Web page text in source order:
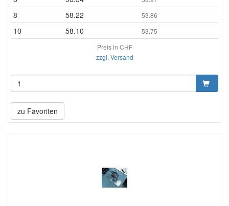
8 58.22 53.86
10 58.10
53.75
Preis in CHF
zzgl. Versand
zu Favoriten